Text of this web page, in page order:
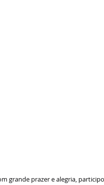
grande prazer e alegria,